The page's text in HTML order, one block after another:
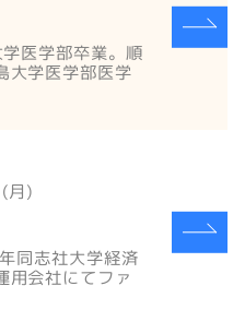
医学部卒業。順
大学医学部医学
月)
同志社大学経済
用会社にてファ